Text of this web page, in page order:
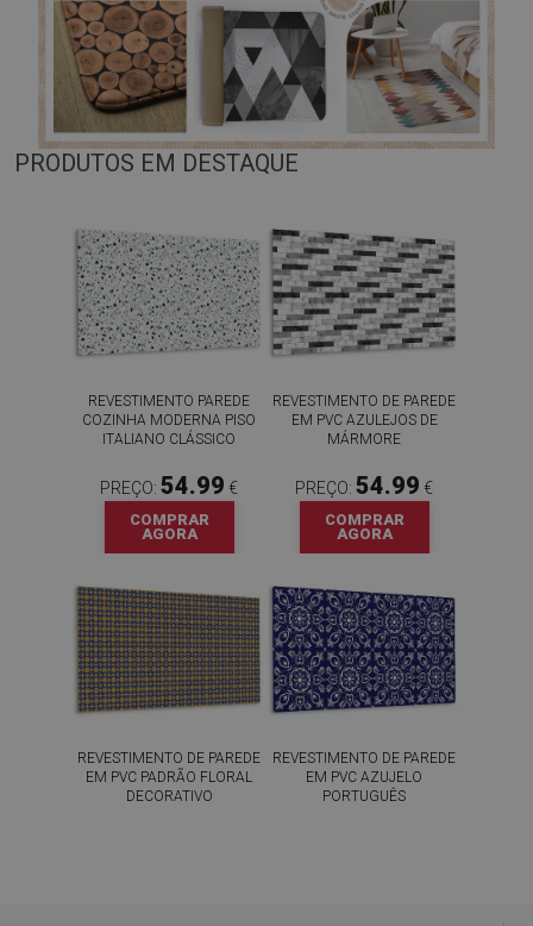
PRODUTOS EM DESTAQUE
REVESTIMENTO PAREDE
COZINHA MODERNA PISO
ITALIANO CLÁSSICO
PREÇO: 54.99 €
COMPRAR
AGORA
REVESTIMENTO DE PAREDE
EM PVC AZULEJOS DE
MÁRMORE
PREÇO: 54.99 €
COMPRAR
AGORA
REVESTIMENTO DE PAREDE
EM PVC PADRÃO FLORAL
DECORATIVO
REVESTIMENTO DE PAREDE
EM PVC AZUJELO
PORTUGUÊS